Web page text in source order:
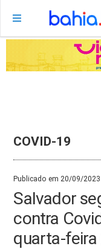
COVID-19
Publicado em 20/09/
Salvador
contra
quarta-feira